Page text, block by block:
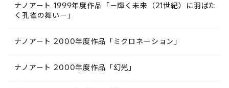
ナノアート 1999年度作品「－輝く未来（21世紀）に羽ばた
く孔雀の舞い－」
ナノアート 2000年度作品「ミクロネーション」
ナノアート 2000年度作品「幻光」